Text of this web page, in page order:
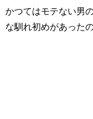
かつてはモテない男
な馴れ初めがあった